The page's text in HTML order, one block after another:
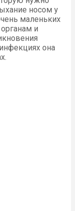
носом у
маленьких
и
она